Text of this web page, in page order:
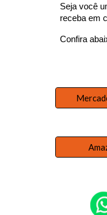
Seja você
receba em
Confira